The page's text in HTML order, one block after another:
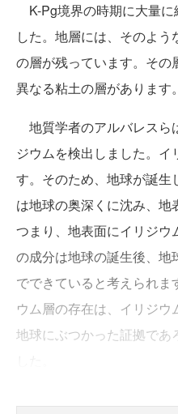
K-Pg境界の時期に大量に
した。地層には、そのよ
の層が残っています。そ
異なる粘土の層があります。
地質学者のアルバレスら
ジウムを検出しました。
す。そのため、地球が誕生
は地球の奥深くに沈み、地
つまり、地表面にイリジウ
の成分は地球の誕生後、
でできていると考えられ
ウム層の存在は、イリジ
地球にぶつかった証拠であ